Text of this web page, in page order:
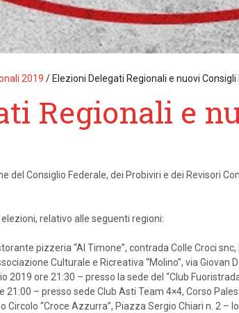
2019 / Elezioni Delegati Regionali e nuovi Consigli
Regionali e
del Consiglio Federale, dei Probiviri e dei Revisori
relativo alle seguenti regioni:
pizzeria “Al Timone”, contrada Colle Croci snc,
Culturale e Ricreativa “Molino”, via Giovan
2019 ore 21:30 – presso la sede del “Club
21:00 – presso sede Club Asti Team 4×4, Corso
“Croce Azzurra”, Piazza Sergio Chiari n. 2 –